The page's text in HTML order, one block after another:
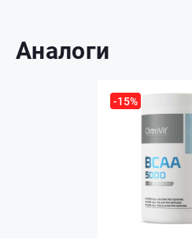
Аналоги
-15%